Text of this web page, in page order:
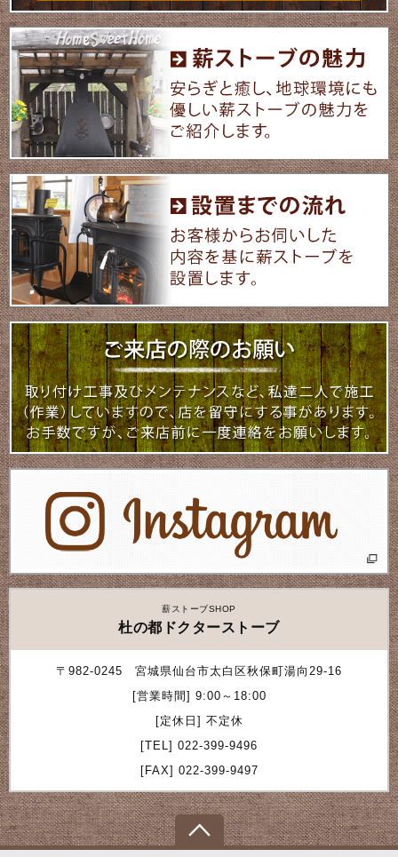
薪ストーブSHOP
杜の都ドクターストーブ
〒982-0245 宮城県仙台市太白区秋保町湯向29-16
[営業時間] 9:00～18:00
[定休日] 不定休
[TEL] 022-399-9496
[FAX] 022-399-9497